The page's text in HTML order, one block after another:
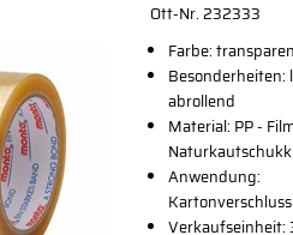
Ott-Nr. 232333
Farbe:
Besonderheiten:
abrollend
Material: PP -
Anwendung:
Kartonverschluss
Verkaufseinheit: